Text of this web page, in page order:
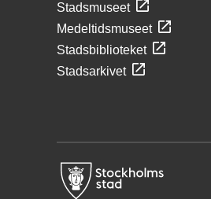
Stadsmuseet
Medeltidsmuseet
Stadsbiblioteket
Stadsarkivet